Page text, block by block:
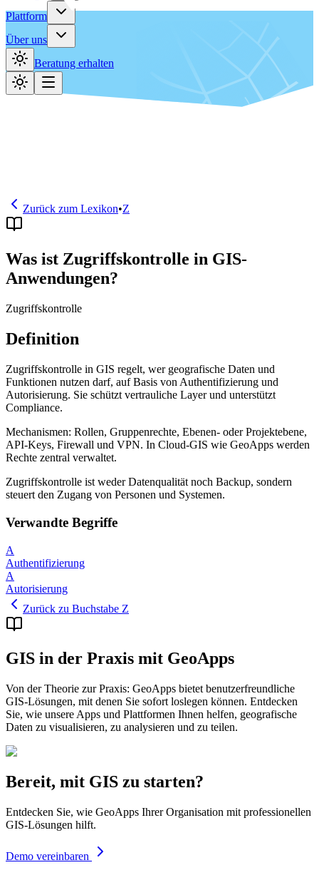
Plattform
Über uns
Beratung erhalten
Zurück zum Lexikon•Z
Was ist Zugriffskontrolle in GIS-
Anwendungen?
Zugriffskontrolle
Definition
Zugriffskontrolle in GIS regelt, wer geografische Daten und
Funktionen nutzen darf, auf Basis von Authentifizierung und
Autorisierung. Sie schützt vertrauliche Layer und unterstützt
Compliance.
Mechanismen: Rollen, Gruppenrechte, Ebenen- oder Projektebene,
API-Keys, Firewall und VPN. In Cloud-GIS wie GeoApps werden
Rechte zentral verwaltet.
Zugriffskontrolle ist weder Datenqualität noch Backup, sondern
steuert den Zugang von Personen und Systemen.
Verwandte Begriffe
A
Authentifizierung
A
Autorisierung
Zurück zu Buchstabe Z
GIS in der Praxis mit GeoApps
Von der Theorie zur Praxis: GeoApps bietet benutzerfreundliche
GIS-Lösungen, mit denen Sie sofort loslegen können. Entdecken
Sie, wie unsere Apps und Plattformen Ihnen helfen, geografische
Daten zu visualisieren, zu analysieren und zu teilen.
Bereit, mit GIS zu starten?
Entdecken Sie, wie GeoApps Ihrer Organisation mit professionellen
GIS-Lösungen hilft.
Demo vereinbaren